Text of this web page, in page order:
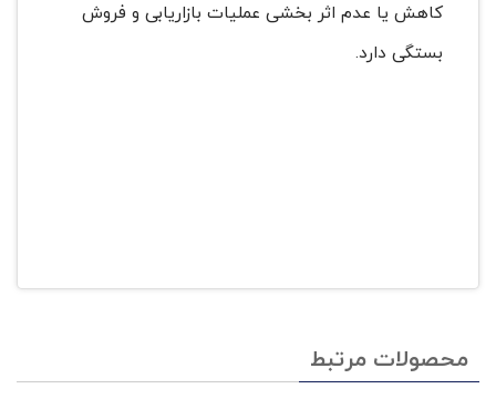
کاهش یا عدم اثر بخشی عملیات بازاریابی و فروش
بستگی دارد.
محصولات مرتبط